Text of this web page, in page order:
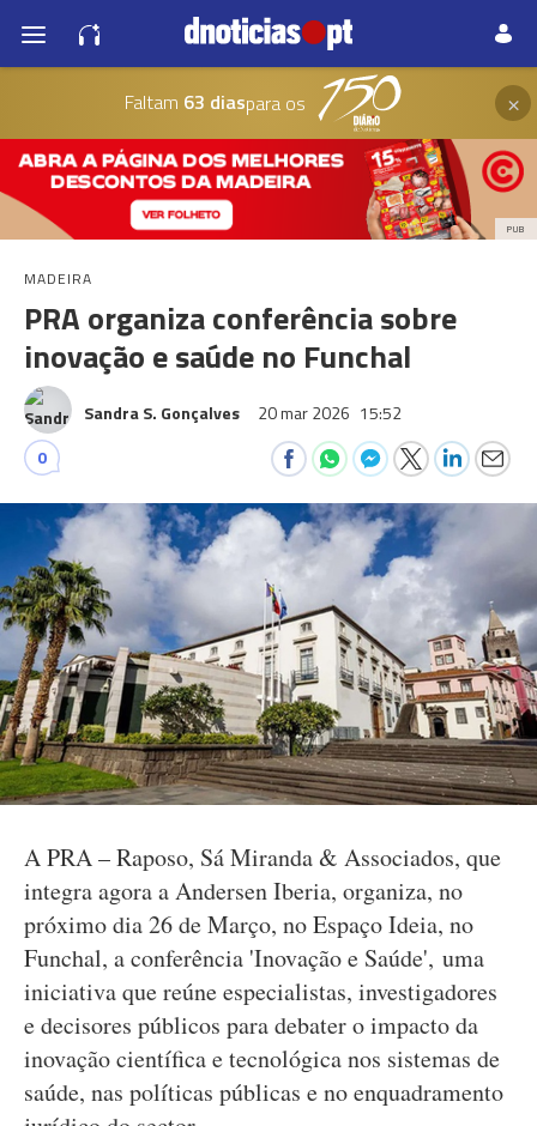
Faltam 63 diaspara os ×
PUB
MADEIRA
PRA organiza conferência sobre
inovação e saúde no Funchal
Sandra S. Gonçalves 20 mar 2026 15:52
0
A PRA – Raposo, Sá Miranda & Associados, que
integra agora a Andersen Iberia, organiza, no
próximo dia 26 de Março, no Espaço Ideia, no
Funchal, a conferência 'Inovação e Saúde', uma
iniciativa que reúne especialistas, investigadores
e decisores públicos para debater o impacto da
inovação científica e tecnológica nos sistemas de
saúde, nas políticas públicas e no enquadramento